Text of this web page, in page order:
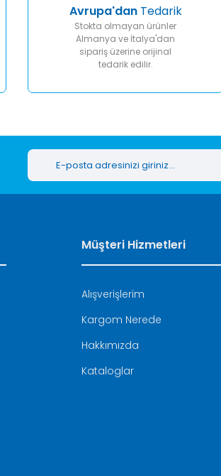
Gönder
Avrupa'danTedarik
Stokta olmayan ürünler
Almanya ve İtalya'dan
sipariş üzerine orijinal
tedarik edilir.
Müşteri Hizmetleri
Alışverişlerim
Kargom Nerede
Hakkımızda
Kataloglar